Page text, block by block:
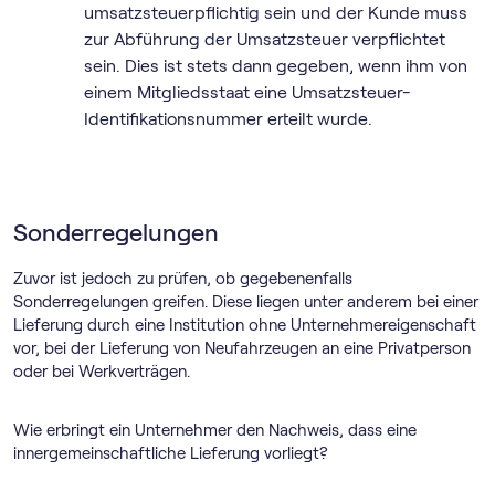
umsatzsteuerpflichtig sein und der Kunde muss
zur Abführung der Umsatzsteuer verpflichtet
sein. Dies ist stets dann gegeben, wenn ihm von
einem Mitgliedsstaat eine Umsatzsteuer-
Identifikationsnummer erteilt wurde.
Sonderregelungen
Zuvor ist jedoch zu prüfen, ob gegebenenfalls
Sonderregelungen greifen. Diese liegen unter anderem bei einer
Lieferung durch eine Institution ohne Unternehmereigenschaft
vor, bei der Lieferung von Neufahrzeugen an eine Privatperson
oder bei Werkverträgen.
Wie erbringt ein Unternehmer den Nachweis, dass eine
innergemeinschaftliche Lieferung vorliegt?